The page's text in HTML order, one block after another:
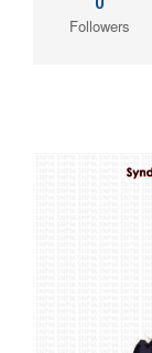
Followers